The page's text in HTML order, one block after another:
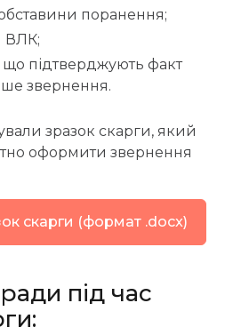
поранення;
ВЛК;
що підтверджують факт
звернення.
зразок скарги, який
оформити звернення
скарги (формат .docx)
під час